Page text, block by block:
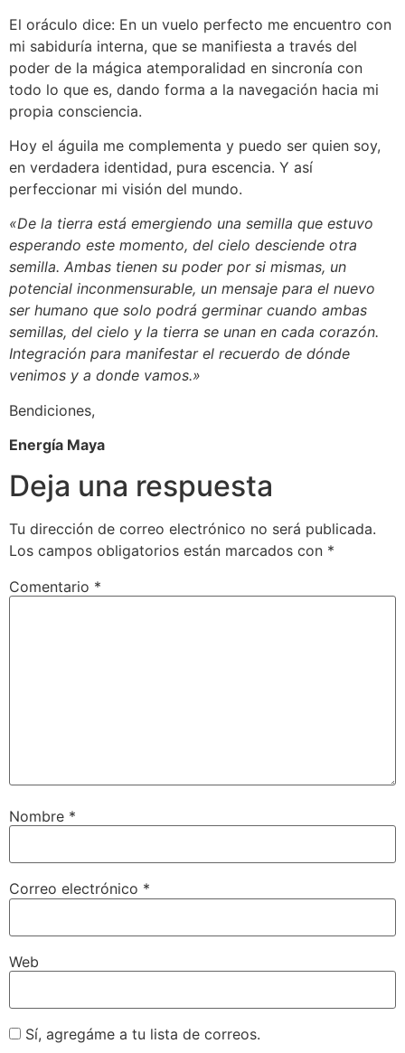
El oráculo dice: En un vuelo perfecto me encuentro con
mi sabiduría interna, que se manifiesta a través del
poder de la mágica atemporalidad en sincronía con
todo lo que es, dando forma a la navegación hacia mi
propia consciencia.
Hoy el águila me complementa y puedo ser quien soy,
en verdadera identidad, pura escencia. Y así
perfeccionar mi visión del mundo.
«De la tierra está emergiendo una semilla que estuvo
esperando este momento, del cielo desciende otra
semilla. Ambas tienen su poder por si mismas, un
potencial inconmensurable, un mensaje para el nuevo
ser humano que solo podrá germinar cuando ambas
semillas, del cielo y la tierra se unan en cada corazón.
Integración para manifestar el recuerdo de dónde
venimos y a donde vamos.»
Bendiciones,
Energía Maya
Deja una respuesta
Tu dirección de correo electrónico no será publicada.
Los campos obligatorios están marcados con *
Comentario *
Nombre *
Correo electrónico *
Web
Sí, agregáme a tu lista de correos.